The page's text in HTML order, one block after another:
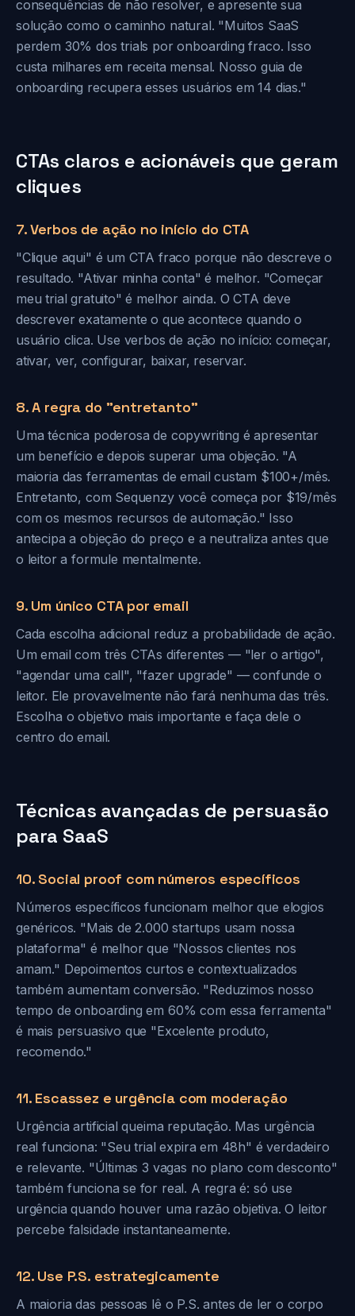
consequências de não resolver, e apresente sua
solução como o caminho natural. "Muitos SaaS
perdem 30% dos trials por onboarding fraco. Isso
custa milhares em receita mensal. Nosso guia de
onboarding recupera esses usuários em 14 dias."
CTAs claros e acionáveis que geram
cliques
7. Verbos de ação no início do CTA
"Clique aqui" é um CTA fraco porque não descreve o
resultado. "Ativar minha conta" é melhor. "Começar
meu trial gratuito" é melhor ainda. O CTA deve
descrever exatamente o que acontece quando o
usuário clica. Use verbos de ação no início: começar,
ativar, ver, configurar, baixar, reservar.
8. A regra do "entretanto"
Uma técnica poderosa de copywriting é apresentar
um benefício e depois superar uma objeção. "A
maioria das ferramentas de email custam $100+/mês.
Entretanto, com Sequenzy você começa por $19/mês
com os mesmos recursos de automação." Isso
antecipa a objeção do preço e a neutraliza antes que
o leitor a formule mentalmente.
9. Um único CTA por email
Cada escolha adicional reduz a probabilidade de ação.
Um email com três CTAs diferentes — "ler o artigo",
"agendar uma call", "fazer upgrade" — confunde o
leitor. Ele provavelmente não fará nenhuma das três.
Escolha o objetivo mais importante e faça dele o
centro do email.
Técnicas avançadas de persuasão
para SaaS
10. Social proof com números específicos
Números específicos funcionam melhor que elogios
genéricos. "Mais de 2.000 startups usam nossa
plataforma" é melhor que "Nossos clientes nos
amam." Depoimentos curtos e contextualizados
também aumentam conversão. "Reduzimos nosso
tempo de onboarding em 60% com essa ferramenta"
é mais persuasivo que "Excelente produto,
recomendo."
11. Escassez e urgência com moderação
Urgência artificial queima reputação. Mas urgência
real funciona: "Seu trial expira em 48h" é verdadeiro
e relevante. "Últimas 3 vagas no plano com desconto"
também funciona se for real. A regra é: só use
urgência quando houver uma razão objetiva. O leitor
percebe falsidade instantaneamente.
12. Use P.S. estrategicamente
A maioria das pessoas lê o P.S. antes de ler o corpo